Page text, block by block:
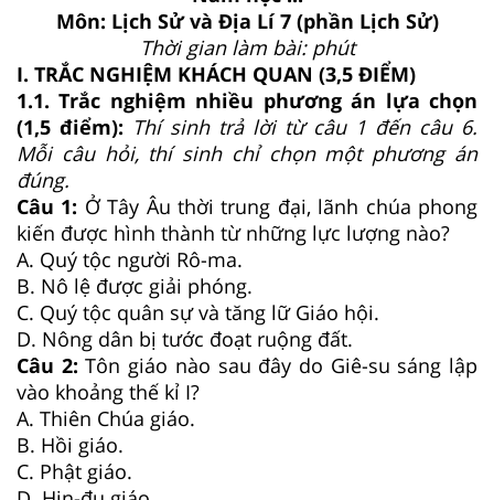
Môn: Lịch Sử và Địa Lí 7 (phần Lịch Sử)
Thời gian làm bài: phút
I. TRẮC NGHIỆM KHÁCH QUAN (3,5 ĐIỂM)
1.1. Trắc nghiệm nhiều phương án lựa chọn
(1,5 điểm): Thí sinh trả lời từ câu 1 đến câu 6.
Mỗi câu hỏi, thí sinh chỉ chọn một phương án
đúng.
Câu 1: Ở Tây Âu thời trung đại, lãnh chúa phong
kiến được hình thành từ những lực lượng nào?
A. Quý tộc người Rô-ma.
B. Nô lệ được giải phóng.
C. Quý tộc quân sự và tăng lữ Giáo hội.
D. Nông dân bị tước đoạt ruộng đất.
Câu 2: Tôn giáo nào sau đây do Giê-su sáng lập
vào khoảng thế kỉ I?
A. Thiên Chúa giáo.
B. Hồi giáo.
C. Phật giáo.